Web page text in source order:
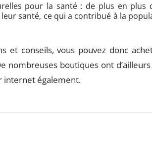
pour la santé : de plus en plus
santé, ce qui a contribué à la
et conseils, vous pouvez donc
nombreuses boutiques ont
internet également.